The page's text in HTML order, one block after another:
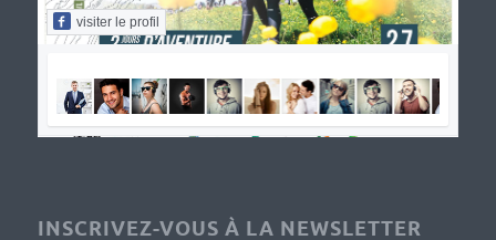
visiter le profil
INSCRIVEZ-VOUS À LA NEWSLETTER